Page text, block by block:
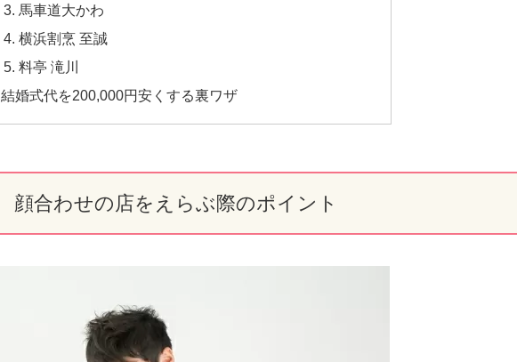
馬車道大かわ
横浜割烹 至誠
料亭 滝川
結婚式代を200,000円安くする裏ワザ
顔合わせの店をえらぶ際のポイント